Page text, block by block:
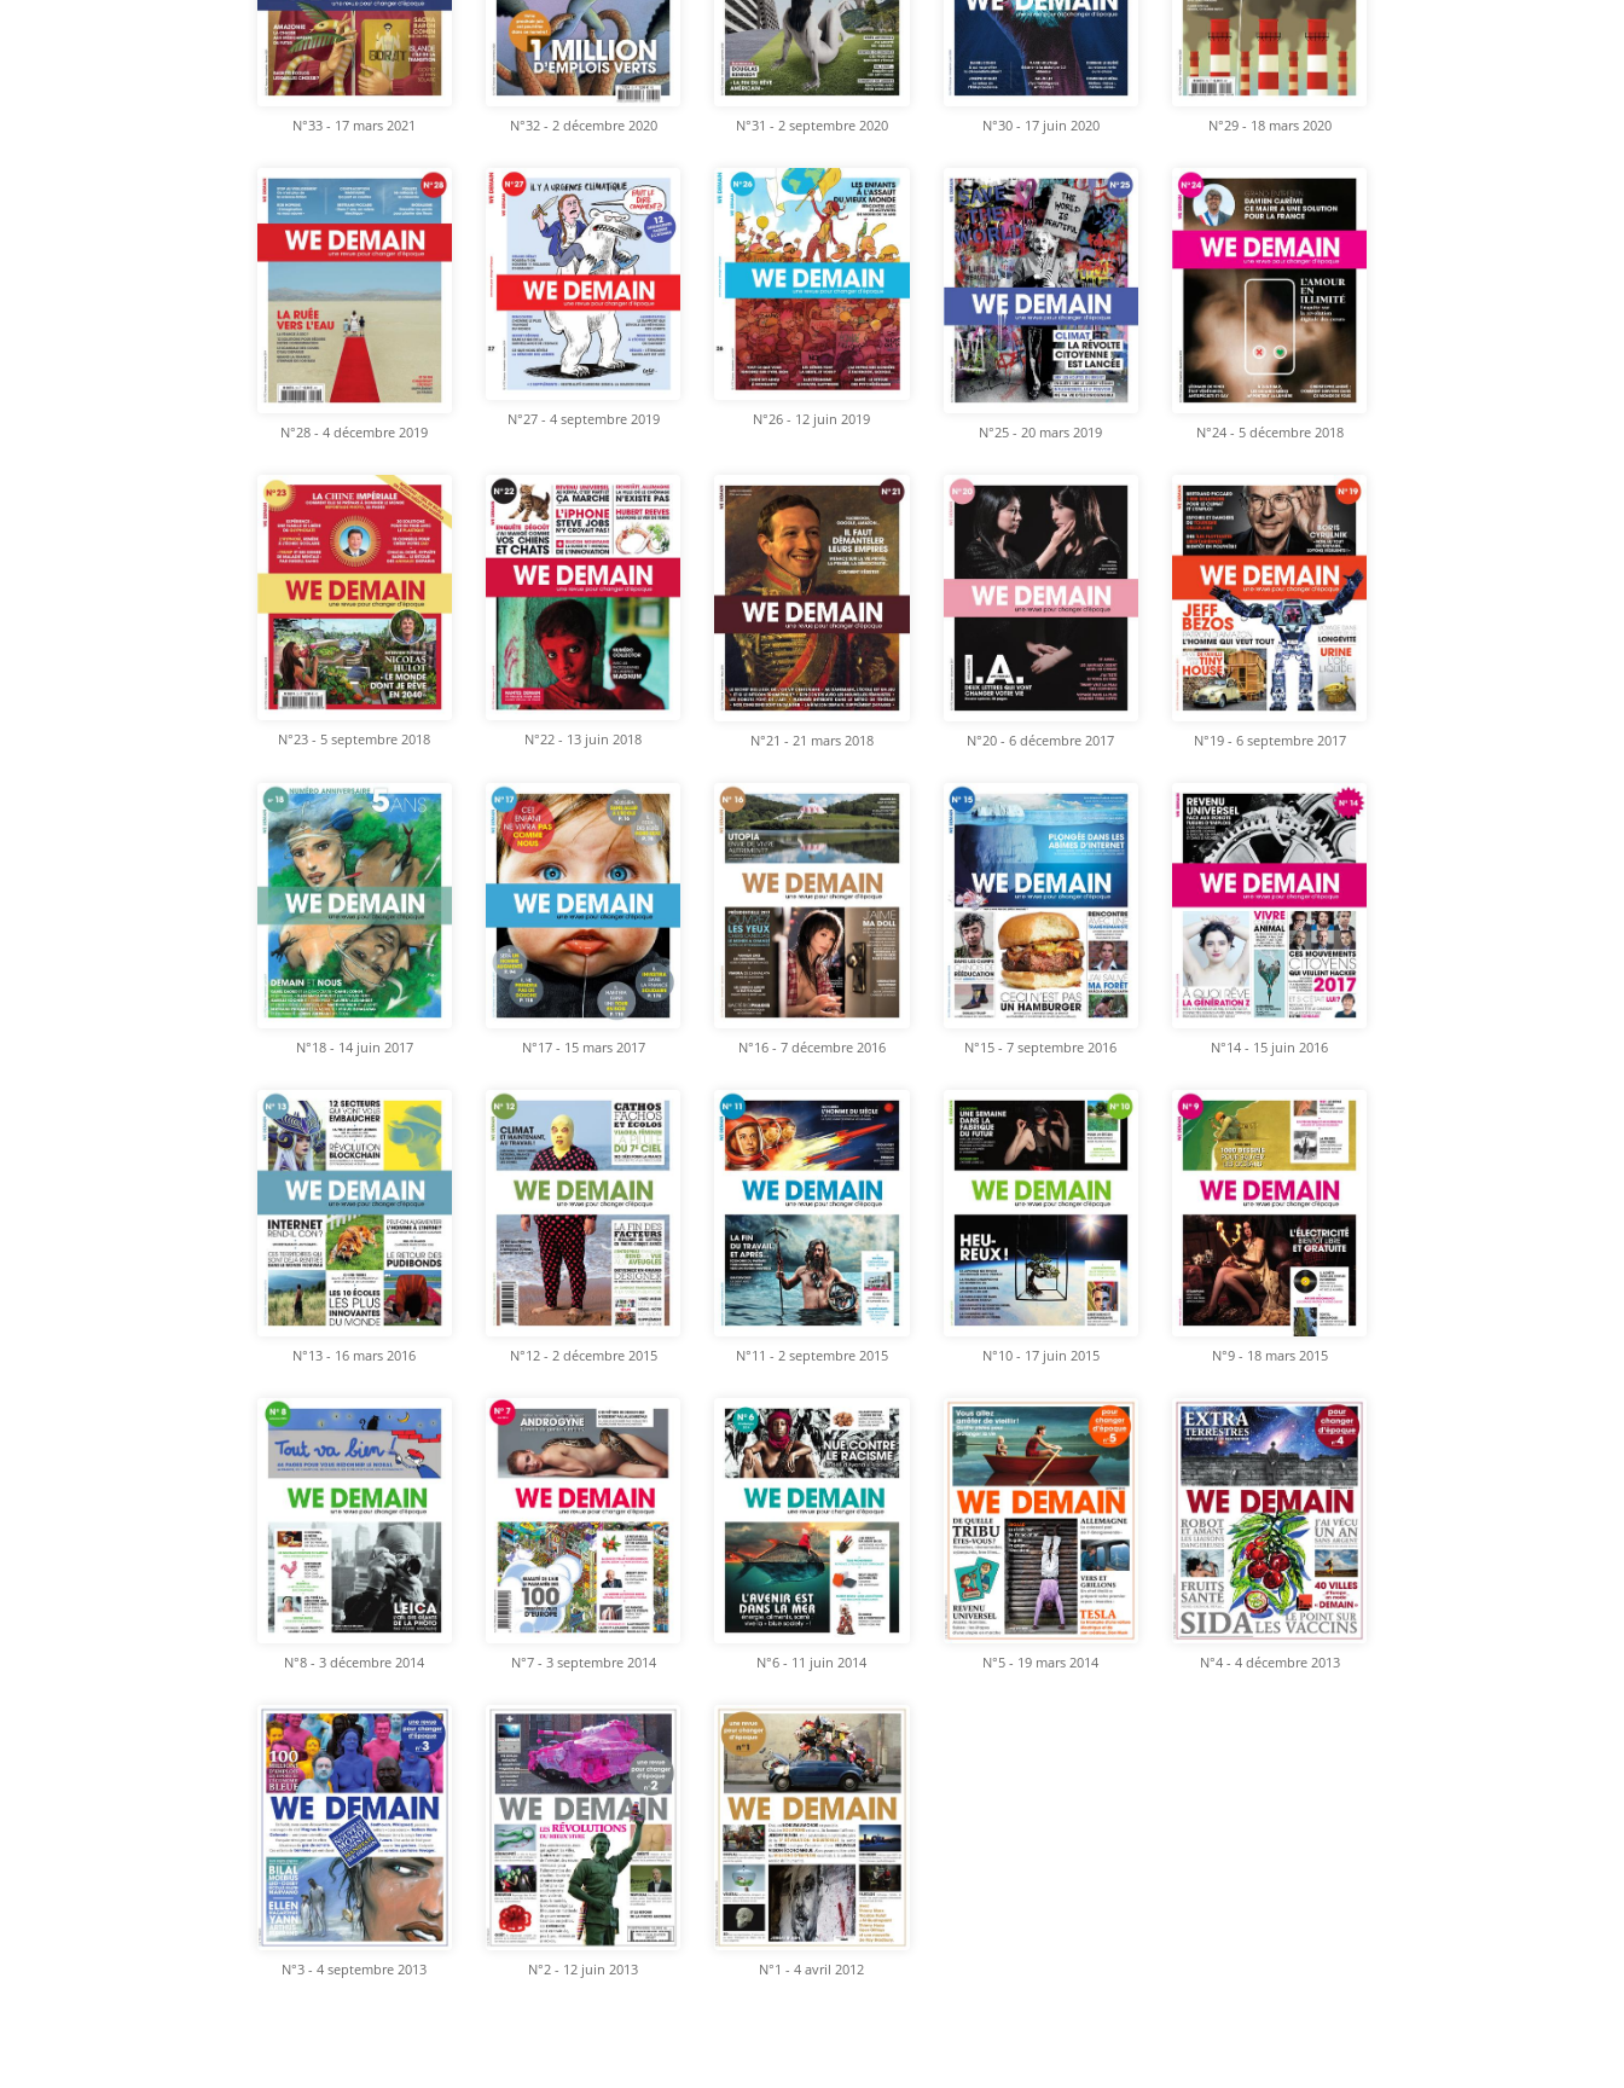
N°33 - 17 mars 2021 N°32 - 2 décembre 2020 N°31 - 2 septembre 2020 N°30 - 17 juin 2020 N°29 - 18 mars 2020
N°28 - 4 décembre 2019
N°27 - 4 septembre 2019 N°26 - 12 juin 2019
N°25 - 20 mars 2019 N°24 - 5 décembre 2018
N°23 - 5 septembre 2018 N°22 - 13 juin 2018 N°21 - 21 mars 2018 N°20 - 6 décembre 2017 N°19 - 6 septembre 2017
N°18 - 14 juin 2017 N°17 - 15 mars 2017 N°16 - 7 décembre 2016 N°15 - 7 septembre 2016 N°14 - 15 juin 2016
N°13 - 16 mars 2016 N°12 - 2 décembre 2015 N°11 - 2 septembre 2015 N°10 - 17 juin 2015 N°9 - 18 mars 2015
N°8 - 3 décembre 2014 N°7 - 3 septembre 2014 N°6 - 11 juin 2014 N°5 - 19 mars 2014 N°4 - 4 décembre 2013
N°3 - 4 septembre 2013 N°2 - 12 juin 2013 N°1 - 4 avril 2012